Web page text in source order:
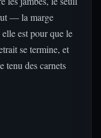
— la marge
est pour que le
se termine, et
tenu des carnets